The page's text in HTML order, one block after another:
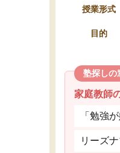
授業形式
目的
塾探しの
家庭教師
「勉強
リーズ